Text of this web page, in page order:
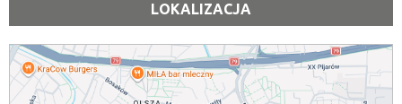
LOKALIZACJA